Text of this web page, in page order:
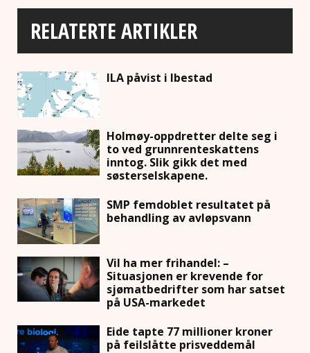
RELATERTE ARTIKLER
ILA påvist i Ibestad
Holmøy-oppdretter delte seg i
to ved grunnrenteskattens
inntog. Slik gikk det med
søsterselskapene.
SMP femdoblet resultatet på
behandling av avløpsvann
Vil ha mer frihandel: –
Situasjonen er krevende for
sjømatbedrifter som har satset
på USA-markedet
Eide tapte 77 millioner kroner
på feilslåtte prisveddemål